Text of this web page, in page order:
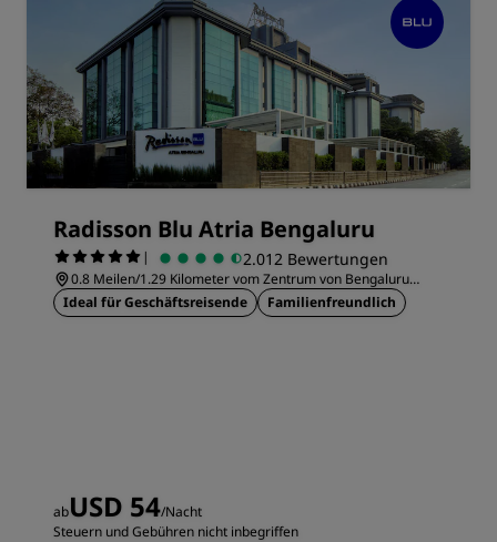
Radisson Blu Atria Bengaluru
| 2.012 Bewertungen
0.8 Meilen/1.29 Kilometer vom Zentrum von Bengaluru
entfernt
Ideal für Geschäftsreisende Familienfreundlich
abUSD 54/Nacht
Steuern und Gebühren nicht inbegriffen